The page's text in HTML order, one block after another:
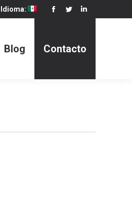
Idioma: Facebook
TwitterLinkedin
Blog Contacto